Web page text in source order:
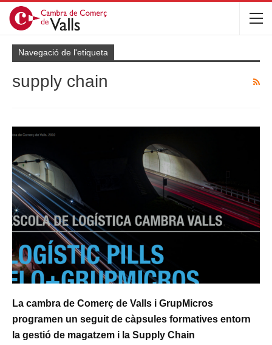
Navegació de l'etiqueta
supply chain
La cambra de Comerç de Valls i GrupMicros
programen un seguit de càpsules formatives entorn
la gestió de magatzem i la Supply Chain